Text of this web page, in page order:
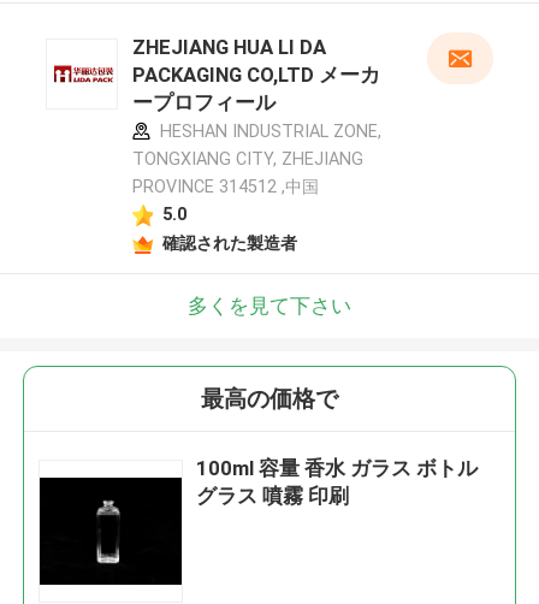
ZHEJIANG HUA LI DA
PACKAGING CO,LTD メーカ
ープロフィール
HESHAN INDUSTRIAL ZONE,
TONGXIANG CITY, ZHEJIANG
PROVINCE 314512 ,中国
5.0
確認された製造者
多くを見て下さい
最高の価格で
100ml 容量 香水 ガラス ボトル
グラス 噴霧 印刷